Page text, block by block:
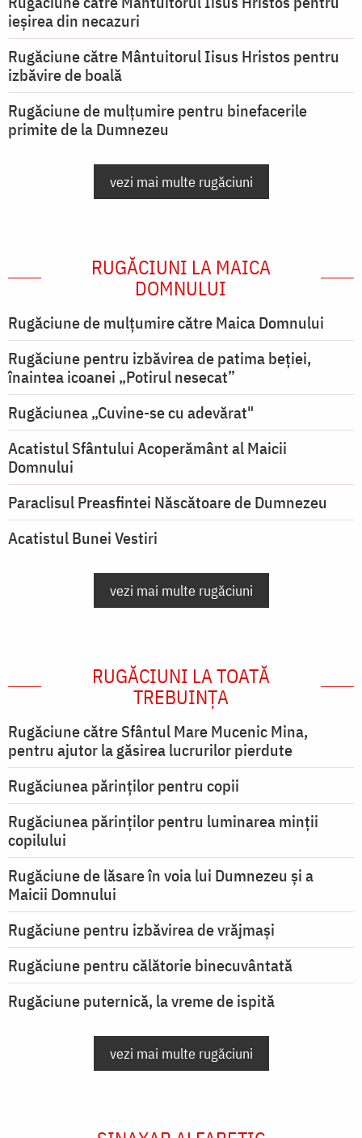
ieşirea din necazuri
Rugăciune către Mântuitorul Iisus Hristos pentru
izbăvire de boală
Rugăciune de mulțumire pentru binefacerile
primite de la Dumnezeu
vezi mai multe rugăciuni
RUGĂCIUNI LA MAICA
DOMNULUI
Rugăciune de mulţumire către Maica Domnului
Rugăciune pentru izbăvirea de patima beției,
înaintea icoanei „Potirul nesecat”
Rugăciunea „Cuvine-se cu adevărat"
Acatistul Sfântului Acoperământ al Maicii
Domnului
Paraclisul Preasfintei Născătoare de Dumnezeu
Acatistul Bunei Vestiri
vezi mai multe rugăciuni
RUGĂCIUNI LA TOATĂ
TREBUINȚA
Rugăciune către Sfântul Mare Mucenic Mina,
pentru ajutor la găsirea lucrurilor pierdute
Rugăciunea părinților pentru copii
Rugăciunea părinților pentru luminarea minţii
copilului
Rugăciune de lăsare în voia lui Dumnezeu şi a
Maicii Domnului
Rugăciune pentru izbăvirea de vrăjmași
Rugăciune pentru călătorie binecuvântată
Rugăciune puternică, la vreme de ispită
vezi mai multe rugăciuni